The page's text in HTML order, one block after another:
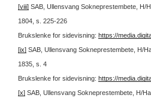
[viii] SAB, Ullensvang Sokneprestembete, H/
1804, s. 225-226
Brukslenke for sidevisning: https://
[ix] SAB, Ullensvang Sokneprestembete, H/
1835, s. 4
Brukslenke for sidevisning: https://
[x] SAB, Ullensvang Sokneprestembete, H/